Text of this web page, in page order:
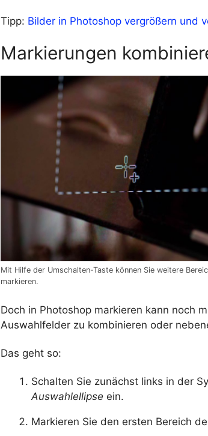
Tipp: Bilder in Photoshop vergrößern und
Markierungen
Mit Hilfe der Umschalten-Taste können Sie weitere
markieren.
Doch in Photoshop markieren kann noch
Auswahlfelder zu kombinieren oder
Das geht so:
Schalten Sie zunächst links in der
Auswahlellipse ein.
Markieren Sie den ersten Bereich